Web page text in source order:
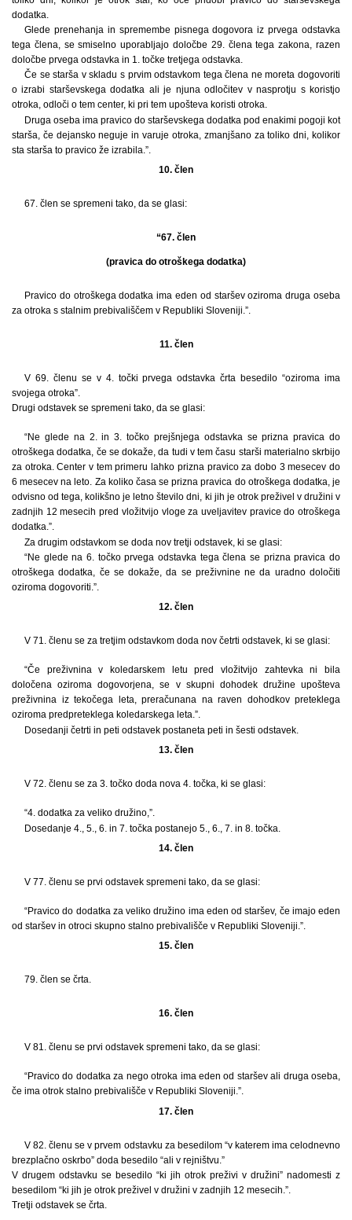
dodatka.
Glede prenehanja in spremembe pisnega dogovora iz prvega odstavka
tega člena, se smiselno uporabljajo določbe 29. člena tega zakona, razen
določbe prvega odstavka in 1. točke tretjega odstavka.
Če se starša v skladu s prvim odstavkom tega člena ne moreta dogovoriti
o izrabi starševskega dodatka ali je njuna odločitev v nasprotju s koristjo
otroka, odloči o tem center, ki pri tem upošteva koristi otroka.
Druga oseba ima pravico do starševskega dodatka pod enakimi pogoji kot
starša, če dejansko neguje in varuje otroka, zmanjšano za toliko dni, kolikor
sta starša to pravico že izrabila.”.
10. člen
67. člen se spremeni tako, da se glasi:
“67. člen
(pravica do otroškega dodatka)
Pravico do otroškega dodatka ima eden od staršev oziroma druga oseba
za otroka s stalnim prebivališčem v Republiki Sloveniji.”.
11. člen
V 69. členu se v 4. točki prvega odstavka črta besedilo “oziroma ima
svojega otroka”.
Drugi odstavek se spremeni tako, da se glasi:
“Ne glede na 2. in 3. točko prejšnjega odstavka se prizna pravica do
otroškega dodatka, če se dokaže, da tudi v tem času starši materialno skrbijo
za otroka. Center v tem primeru lahko prizna pravico za dobo 3 mesecev do
6 mesecev na leto. Za koliko časa se prizna pravica do otroškega dodatka, je
odvisno od tega, kolikšno je letno število dni, ki jih je otrok preživel v družini v
zadnjih 12 mesecih pred vložitvijo vloge za uveljavitev pravice do otroškega
dodatka.”.
Za drugim odstavkom se doda nov tretji odstavek, ki se glasi:
“Ne glede na 6. točko prvega odstavka tega člena se prizna pravica do
otroškega dodatka, če se dokaže, da se preživnine ne da uradno določiti
oziroma dogovoriti.”.
12. člen
V 71. členu se za tretjim odstavkom doda nov četrti odstavek, ki se glasi:
“Če preživnina v koledarskem letu pred vložitvijo zahtevka ni bila
določena oziroma dogovorjena, se v skupni dohodek družine upošteva
preživnina iz tekočega leta, preračunana na raven dohodkov preteklega
oziroma predpreteklega koledarskega leta.”.
Dosedanji četrti in peti odstavek postaneta peti in šesti odstavek.
13. člen
V 72. členu se za 3. točko doda nova 4. točka, ki se glasi:
“4. dodatka za veliko družino,”.
Dosedanje 4., 5., 6. in 7. točka postanejo 5., 6., 7. in 8. točka.
14. člen
V 77. členu se prvi odstavek spremeni tako, da se glasi:
“Pravico do dodatka za veliko družino ima eden od staršev, če imajo eden
od staršev in otroci skupno stalno prebivališče v Republiki Sloveniji.”.
15. člen
79. člen se črta.
16. člen
V 81. členu se prvi odstavek spremeni tako, da se glasi:
“Pravico do dodatka za nego otroka ima eden od staršev ali druga oseba,
če ima otrok stalno prebivališče v Republiki Sloveniji.”.
17. člen
V 82. členu se v prvem odstavku za besedilom “v katerem ima celodnevno
brezplačno oskrbo” doda besedilo “ali v rejništvu.”
V drugem odstavku se besedilo “ki jih otrok preživi v družini” nadomesti z
besedilom “ki jih je otrok preživel v družini v zadnjih 12 mesecih.”.
Tretji odstavek se črta.